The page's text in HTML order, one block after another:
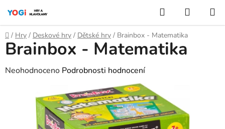
obsah
Hledat
KOŠÍK
Domů
/ Hry / Deskové hry / Dětské hry / Brainbox - Matematika
Brainbox - Matematika
Průměrné
produktu
Neohodnoceno Podrobnosti hodnocení